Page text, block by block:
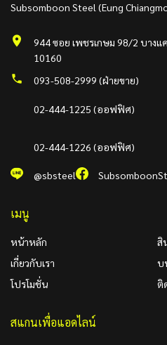
Subsomboon Steel (Eung
944 ซอย เพชรเกษม 98/2 บางแ
10160
093-508-2999 (ฝ่ายขาย)
02-444-1225 (ออฟฟิศ)
02-444-1226 (ออฟฟิศ)
@sbsteel
เมนู
หน้าหลัก
เกี่ยวกับเรา
โปรโมชั่น
สิ
บ
ติ
สแกนเพื่อแอดไลน์